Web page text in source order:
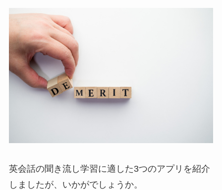
英会話の聞き流し学習に適した3つのアプリを紹介
しましたが、いかがでしょうか。